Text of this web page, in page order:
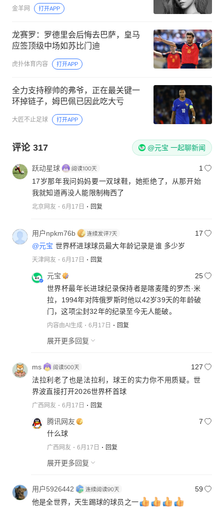
金羊网 打开APP
龙赛罗：罗德里会后悔去巴萨，皇马
应签顶级中场如苏比门迪
虎扑体育内容 打开APP
全力支持穆帅的弗爷，正在最关键一
环掉链子，姆巴佩已因此吃大亏
大匠不止足球 打开APP
评论 317 @元宝 一起聊新闻
跃动星球
1
17岁那年我问妈妈要一双球鞋，她拒绝了，从那开始
北京网友 6月17日 回复
用户npkm76b
17
@元宝 世界杯进球球员最大年龄记录是谁 多少岁
天津网友 6月17日 回复
元宝
25
世界杯最年长进球纪录保持者是喀麦隆的罗杰·米
拉，1994年对阵俄罗斯时他以42岁39天的年龄破
门，这项尘封32年的纪录至今无人能破。
内容由AI生成 6月17日 回复
展开更多回复
ms
127
法拉利老了也是法拉利，球王的实力你不用质疑。世
界波直接打开2026世界杯首球
广西网友 6月17日 回复
腾讯网友
7
什么球
广西网友 6月17日 回复
展开更多回复
用户5926442
59
他是全世界，天生踢球的球员之一